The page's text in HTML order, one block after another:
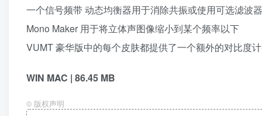
一个信号频带 动态均衡器用于消除共振或使用可选滤波
Mono Maker 用于将立体声图像缩小到某个频率以下
VUMT 豪华版中的每个皮肤都提供了一个额外的对比度
WIN MAC | 86.45 MB
© 版权声明